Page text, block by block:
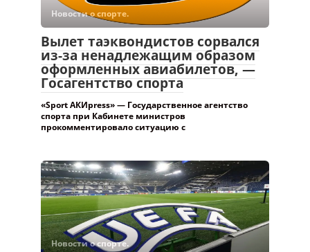
«Sport АКИpress» — Государственное агентство
спорта при Кабинете министров
прокомментировало ситуацию с
УЕФА и крупные футбольные
организации обсуждают
альтернативу турнирам ФИФА
—
Союз европейских футбольных ассоциаций (УЕФА),